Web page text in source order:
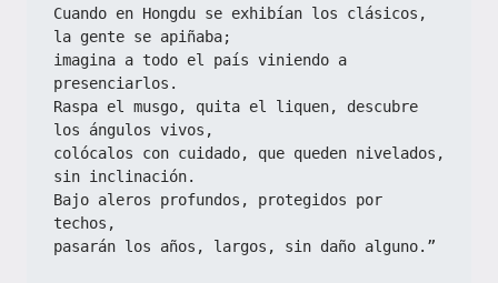
Cuando en Hongdu se exhibían los clásicos,
la gente se apiñaba;
imagina a todo el país viniendo a
presenciarlos.
Raspa el musgo, quita el liquen, descubre
los ángulos vivos,
colócalos con cuidado, que queden nivelados,
sin inclinación.
Bajo aleros profundos, protegidos por
techos,
pasarán los años, largos, sin daño alguno.”